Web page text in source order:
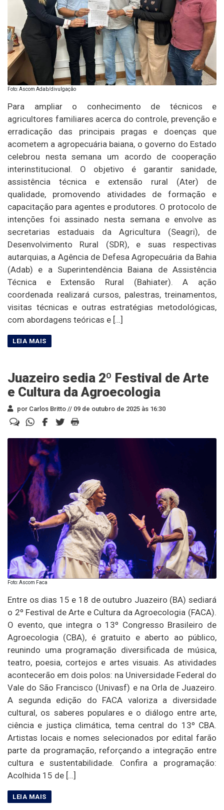
Foto: Ascom Adab/divulgação
Para ampliar o conhecimento de técnicos e
agricultores familiares acerca do controle, prevenção e
erradicação das principais pragas e doenças que
acometem a agropecuária baiana, o governo do Estado
celebrou nesta semana um acordo de cooperação
interinstitucional. O objetivo é garantir sanidade,
assistência técnica e extensão rural (Ater) de
qualidade, promovendo atividades de formação e
capacitação para agentes e produtores. O protocolo de
intenções foi assinado nesta semana e envolve as
secretarias estaduais da Agricultura (Seagri), de
Desenvolvimento Rural (SDR), e suas respectivas
autarquias, a Agência de Defesa Agropecuária da Bahia
(Adab) e a Superintendência Baiana de Assistência
Técnica e Extensão Rural (Bahiater). A ação
coordenada realizará cursos, palestras, treinamentos,
visitas técnicas e outras estratégias metodológicas,
com abordagens teóricas e […]
Juazeiro sedia 2º Festival de Arte
e Cultura da Agroecologia
por Carlos Britto // 09 de outubro de 2025 às 16:30
Foto: Ascom Faca
Entre os dias 15 e 18 de outubro Juazeiro (BA) sediará
o 2º Festival de Arte e Cultura da Agroecologia (FACA).
O evento, que integra o 13º Congresso Brasileiro de
Agroecologia (CBA), é gratuito e aberto ao público,
reunindo uma programação diversificada de música,
teatro, poesia, cortejos e artes visuais. As atividades
acontecerão em dois polos: na Universidade Federal do
Vale do São Francisco (Univasf) e na Orla de Juazeiro.
A segunda edição do FACA valoriza a diversidade
cultural, os saberes populares e o diálogo entre arte,
ciência e justiça climática, tema central do 13º CBA.
Artistas locais e nomes selecionados por edital farão
parte da programação, reforçando a integração entre
cultura e sustentabilidade. Confira a programação:
Acolhida 15 de […]